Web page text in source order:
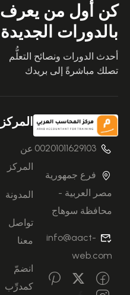
كن أول من يعرف
بالدورات الجديدة
أحدث الدورات ونصائح التعلُّم
تصلك مباشرةً إلى بريدك
00201011629103
فرع جمهورية
مصر العربية -
محافظة سوهاج
info@aact-
web.com
المركز
عن
المركز
المدونة
تواصل
معنا
انضمّ
كمدرِّب